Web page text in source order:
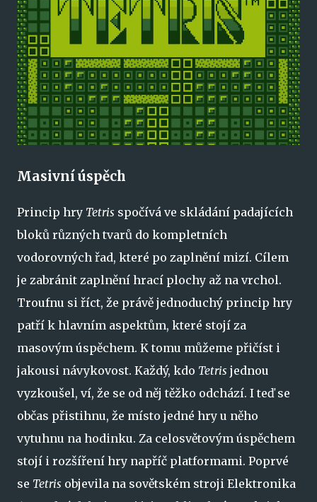
Masivní úspěch
Princip hry Tetris spočívá ve skládání padajících
bloků různých tvarů do kompletních
vodorovných řad, které po zaplnění mizí. Cílem
je zabránit zaplnění hrací plochy až na vrchol.
Troufnu si říct, že právě jednoduchý princip hry
patří k hlavním aspektům, které stojí za
masovým úspěchem. K tomu můžeme přičíst i
jakousi návykovost. Každý, kdo Tetris jednou
vyzkoušel, ví, že se od něj těžko odchází. I teď se
občas přistihnu, že místo jedné hry u něho
vytuhnu na hodinku. Za celosvětovým úspěchem
stojí i rozšíření hry napříč platformami. Poprvé
se Tetris objevila na sovětském stroji Elektronika